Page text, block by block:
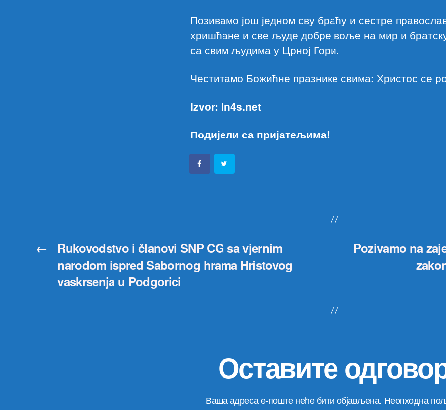
Позивамо још једном сву браћу и сестре
хришћане и све људе добре воље на мир и
са свим људима у Црној Гори.
Честитамо Божићне празнике свима: Христос се
Izvor: In4s.net
Подијели са пријатељима!
←
Rukovodstvo i članovi SNP CG sa vjernim
narodom ispred Sabornog hrama Hristovog
vaskrsenja u Podgorici
Pozivamo na
Оставите
Ваша адреса е-поште неће бити објављена. Неопходна